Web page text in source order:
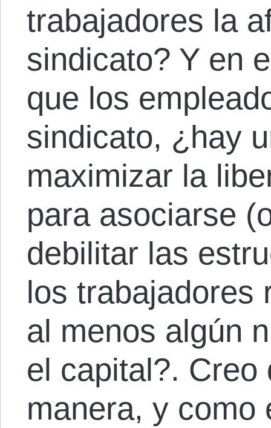
trabajadores la
sindicato? Y en
que los
sindicato, ¿hay
maximizar la
para asociarse
debilitar las
los trabajadores
al menos algún
el capital?. Creo
manera, y como